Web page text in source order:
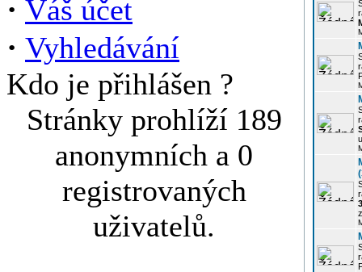
· Váš účet
· Vyhledávání
Kdo je přihlášen ?
Stránky prohlíží 189
anonymních a 0
registrovaných
uživatelů.